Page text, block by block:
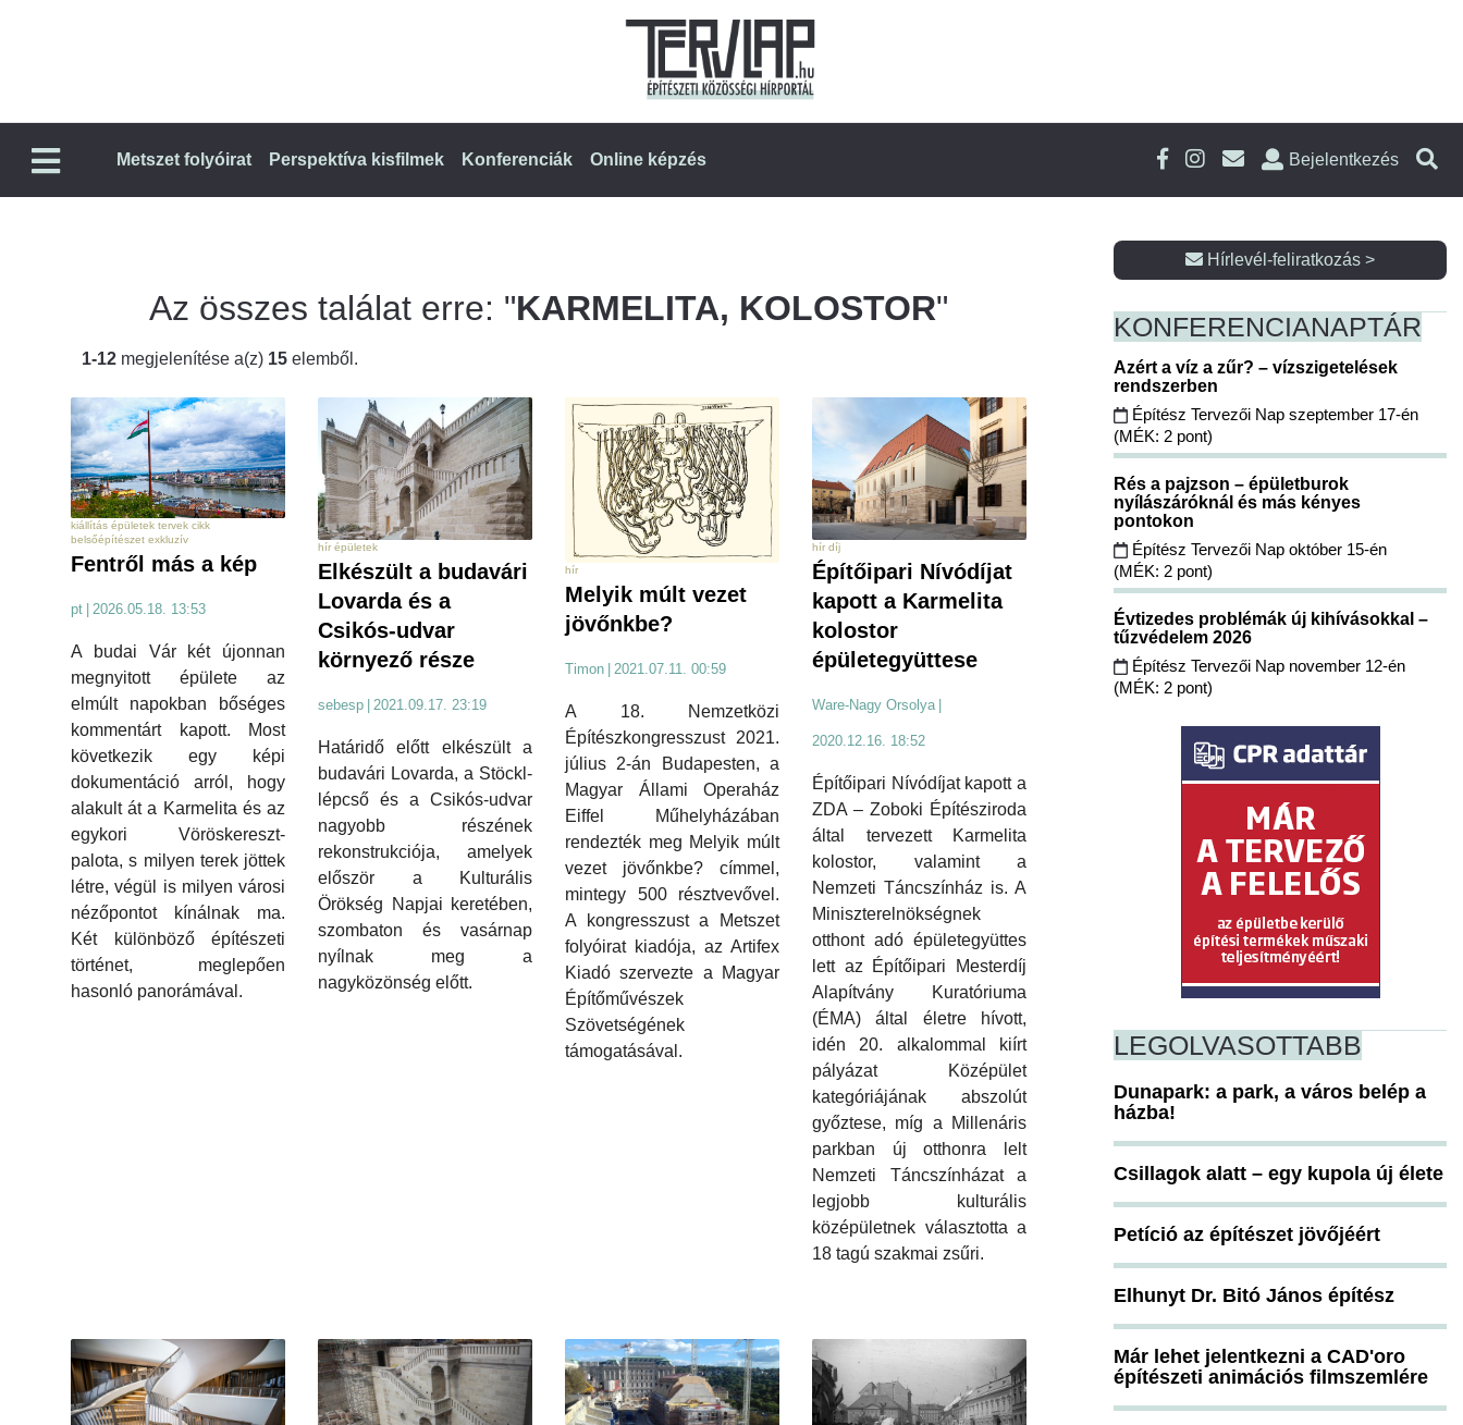
Metszet folyóirat Perspektíva kisfilmek Konferenciák Online képzés Bejelentkezés
Az összes találat erre: "KARMELITA, KOLOSTOR"
1-12 megjelenítése a(z) 15 elemből.
kiállítás épületek tervek cikk
belsőépítészet exkluzív
Fentről más a kép
pt | 2026.05.18. 13:53
A budai Vár két újonnan
megnyitott épülete az
elmúlt napokban bőséges
kommentárt kapott. Most
következik egy képi
dokumentáció arról, hogy
alakult át a Karmelita és az
egykori Vöröskereszt-
palota, s milyen terek jöttek
létre, végül is milyen városi
nézőpontot kínálnak ma.
Két különböző építészeti
történet, meglepően
hasonló panorámával.
hír épületek
Elkészült a budavári
Lovarda és a
Csikós-udvar
környező része
sebesp 2021.09.17. 23:19
Határidő előtt elkészült a
budavári Lovarda, a Stöckl-
lépcső és a Csikós-udvar
nagyobb részének
rekonstrukciója, amelyek
először a Kulturális
Örökség Napjai keretében,
szombaton és vasárnap
nyílnak meg a
nagyközönség előtt.
hír
Melyik múlt vezet
jövőnkbe?
Timon 2021.07.11. 00:59
A 18. Nemzetközi
Építészkongresszust 2021.
július 2-án Budapesten, a
Magyar Állami Operaház
Eiffel Műhelyházában
rendezték meg Melyik múlt
vezet jövőnkbe? címmel,
mintegy 500 résztvevővel.
A kongresszust a Metszet
folyóirat kiadója, az Artifex
Kiadó szervezte a Magyar
Építőművészek
Szövetségének
támogatásával.
hír díj
Építőipari Nívódíjat
kapott a Karmelita
kolostor
épületegyüttese
Ware-Nagy Orsolya
2020.12.16. 18:52
Építőipari Nívódíjat kapott a
ZDA – Zoboki Építésziroda
által tervezett Karmelita
kolostor, valamint a
Nemzeti Táncszínház is. A
Miniszterelnökségnek
otthont adó épületegyüttes
lett az Építőipari Mesterdíj
Alapítvány Kuratóriuma
(ÉMA) által életre hívott,
idén 20. alkalommal kiírt
pályázat Középület
kategóriájának abszolút
győztese, míg a Millenáris
parkban új otthonra lelt
Nemzeti Táncszínházat a
legjobb kulturális
középületnek választotta a
18 tagú szakmai zsűri.
Hírlevél-feliratkozás >
KONFERENCIANAPTÁR
Azért a víz a zűr? – vízszigetelések
rendszerben
Építész Tervezői Nap szeptember 17-én
(MÉK: 2 pont)
Rés a pajzson – épületburok
nyílászáróknál és más kényes
pontokon
Építész Tervezői Nap október 15-én
(MÉK: 2 pont)
Évtizedes problémák új kihívásokkal –
tűzvédelem 2026
Építész Tervezői Nap november 12-én
(MÉK: 2 pont)
LEGOLVASOTTABB
Dunapark: a park, a város belép a
házba!
Csillagok alatt – egy kupola új élete
Petíció az építészet jövőjéért
Elhunyt Dr. Bitó János építész
Már lehet jelentkezni a CAD'oro
építészeti animációs filmszemlére